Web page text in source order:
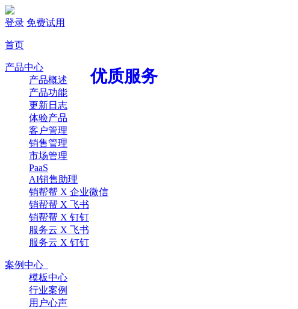
登录 免费试用
首页
产品中心
产品概述
产品功能
更新日志
体验产品
客户管理
销售管理
市场管理
PaaS
AI销售助理
销帮帮 X 企业微信
销帮帮 X 飞书
销帮帮 X 钉钉
服务云 X 飞书
服务云 X 钉钉
案例中心
模板中心
行业案例
用户心声
优质服务